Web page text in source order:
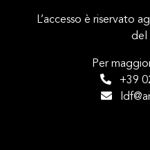
L’accesso è riservato
del
Per
+39